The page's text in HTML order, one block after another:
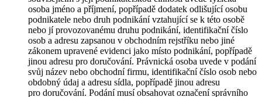
osoba jméno a příjmení, popřípadě dodatek odlišující osobu
podnikatele nebo druh podnikání vztahující se k této osobě
nebo jí provozovanému druhu podnikání, identifikační číslo
osob a adresu zapsanou v obchodním rejstříku nebo jiné
zákonem upravené evidenci jako místo podnikání, popřípadě
jinou adresu pro doručování. Právnická osoba uvede v podání
svůj název nebo obchodní firmu, identifikační číslo osob nebo
obdobný údaj a adresu sídla, popřípadě jinou adresu
pro doručování. Podání musí obsahovat označení správního